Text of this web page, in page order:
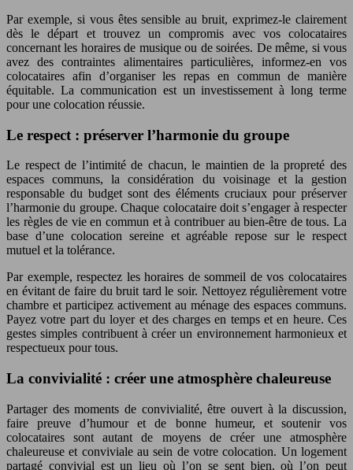
Par exemple, si vous êtes sensible au bruit, exprimez-le clairement
dès le départ et trouvez un compromis avec vos colocataires
concernant les horaires de musique ou de soirées. De même, si vous
avez des contraintes alimentaires particulières, informez-en vos
colocataires afin d’organiser les repas en commun de manière
équitable. La communication est un investissement à long terme
pour une colocation réussie.
Le respect : préserver l’harmonie du groupe
Le respect de l’intimité de chacun, le maintien de la propreté des
espaces communs, la considération du voisinage et la gestion
responsable du budget sont des éléments cruciaux pour préserver
l’harmonie du groupe. Chaque colocataire doit s’engager à respecter
les règles de vie en commun et à contribuer au bien-être de tous. La
base d’une colocation sereine et agréable repose sur le respect
mutuel et la tolérance.
Par exemple, respectez les horaires de sommeil de vos colocataires
en évitant de faire du bruit tard le soir. Nettoyez régulièrement votre
chambre et participez activement au ménage des espaces communs.
Payez votre part du loyer et des charges en temps et en heure. Ces
gestes simples contribuent à créer un environnement harmonieux et
respectueux pour tous.
La convivialité : créer une atmosphère chaleureuse
Partager des moments de convivialité, être ouvert à la discussion,
faire preuve d’humour et de bonne humeur, et soutenir vos
colocataires sont autant de moyens de créer une atmosphère
chaleureuse et conviviale au sein de votre colocation. Un logement
partagé convivial est un lieu où l’on se sent bien, où l’on peut